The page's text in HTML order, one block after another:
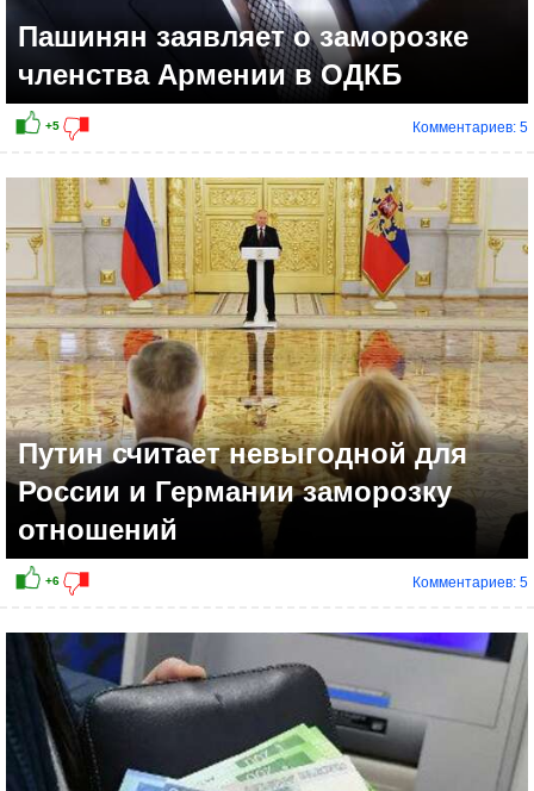
-5
Пашинян заявляет о заморозке
членства Армении в ОДКБ
Комментариев: 5
Путин считает невыгодной для
России и Германии заморозку
отношений
Комментариев: 5